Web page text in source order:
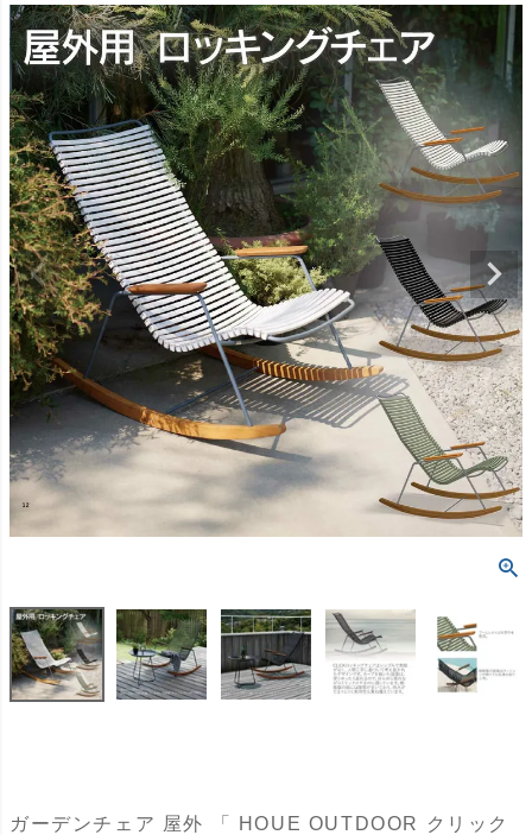
ガーデンチェア 屋外 「 HOUE OUTDOOR クリック